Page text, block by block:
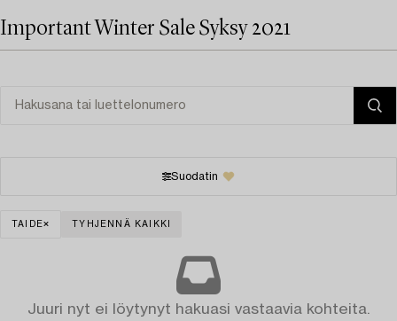
Important Winter Sale Syksy 2021
Suodatin
TAIDE TYHJENNÄ KAIKKI
Juuri nyt ei löytynyt hakuasi vastaavia kohteita.